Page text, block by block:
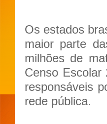
Os estados
maior parte
milhões de
Censo Escolar
responsáveis
rede pública.